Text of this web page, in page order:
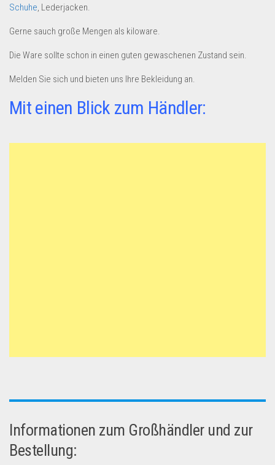
Aldi
Lidl
Kostenlos verkaufen
Anmelden
Schuhe, Lederjacken.
Gerne sauch große Mengen als kiloware.
Die Ware sollte schon in einen guten gewaschenen Zustand sein.
Melden Sie sich und bieten uns Ihre Bekleidung an.
Mit einen Blick zum Händler:
Informationen zum Großhändler und zur
Bestellung: